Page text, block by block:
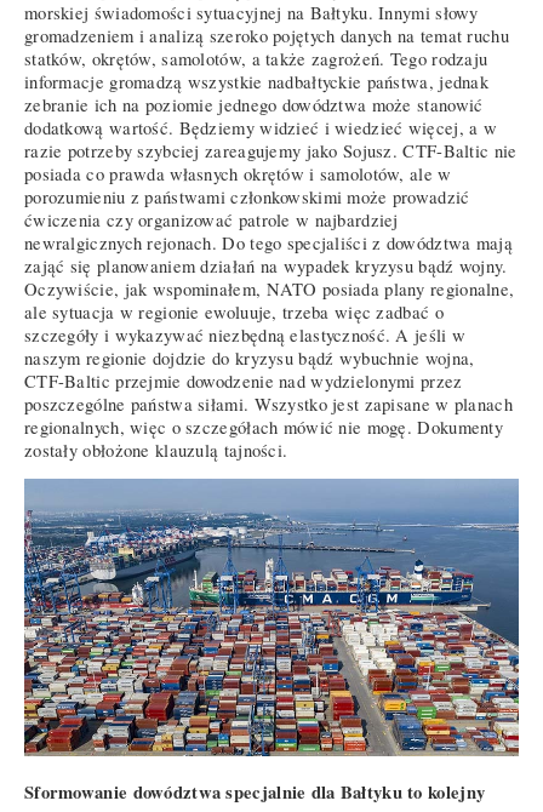
morskiej świadomości sytuacyjnej na Bałtyku. Innymi słowy
gromadzeniem i analizą szeroko pojętych danych na temat ruchu
statków, okrętów, samolotów, a także zagrożeń. Tego rodzaju
informacje gromadzą wszystkie nadbałtyckie państwa, jednak
zebranie ich na poziomie jednego dowództwa może stanowić
dodatkową wartość. Będziemy widzieć i wiedzieć więcej, a w
razie potrzeby szybciej zareagujemy jako Sojusz. CTF-Baltic nie
posiada co prawda własnych okrętów i samolotów, ale w
porozumieniu z państwami członkowskimi może prowadzić
ćwiczenia czy organizować patrole w najbardziej
newralgicznych rejonach. Do tego specjaliści z dowództwa mają
zająć się planowaniem działań na wypadek kryzysu bądź wojny.
Oczywiście, jak wspominałem, NATO posiada plany regionalne,
ale sytuacja w regionie ewoluuje, trzeba więc zadbać o
szczegóły i wykazywać niezbędną elastyczność. A jeśli w
naszym regionie dojdzie do kryzysu bądź wybuchnie wojna,
CTF-Baltic przejmie dowodzenie nad wydzielonymi przez
poszczególne państwa siłami. Wszystko jest zapisane w planach
regionalnych, więc o szczegółach mówić nie mogę. Dokumenty
zostały obłożone klauzulą tajności.
Sformowanie dowództwa specjalnie dla Bałtyku to kolejny